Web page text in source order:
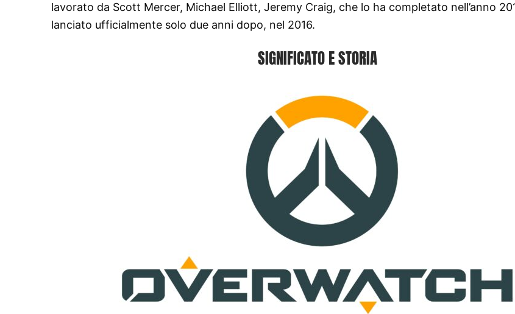
lavorato da Scott Mercer, Michael Elliott, Jeremy Craig, che lo ha completato nell’anno
lanciato ufficialmente solo due anni dopo, nel 2016.
SIGNIFICATO E STORIA